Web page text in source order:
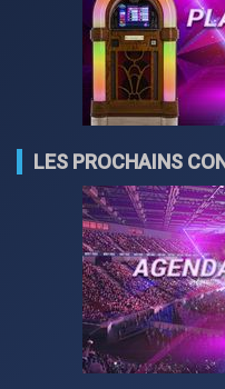
LES PROCHAINS